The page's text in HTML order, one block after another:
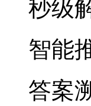
秒级
智能
答案